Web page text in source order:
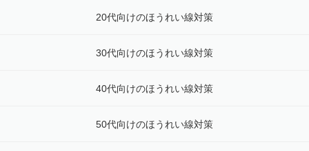
20代向けのほうれい線対策
30代向けのほうれい線対策
40代向けのほうれい線対策
50代向けのほうれい線対策